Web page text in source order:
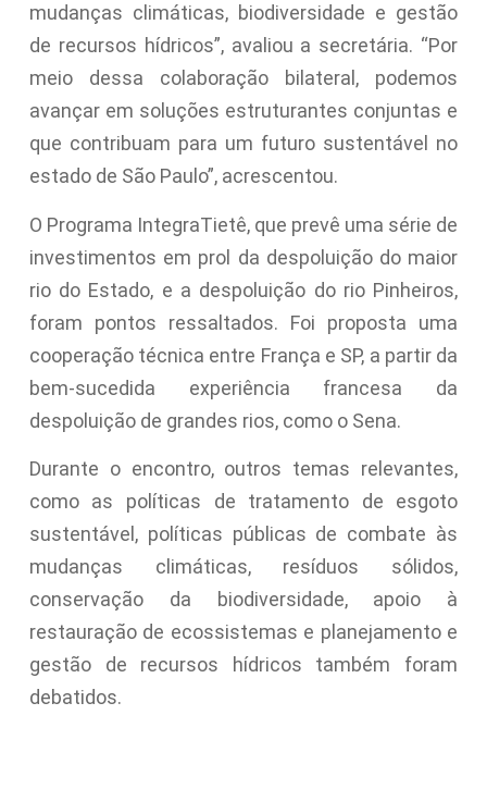
mudanças climáticas, biodiversidade e gestão
de recursos hídricos”, avaliou a secretária. “Por
meio dessa colaboração bilateral, podemos
avançar em soluções estruturantes conjuntas e
que contribuam para um futuro sustentável no
estado de São Paulo”, acrescentou.
O Programa IntegraTietê, que prevê uma série de
investimentos em prol da despoluição do maior
rio do Estado, e a despoluição do rio Pinheiros,
foram pontos ressaltados. Foi proposta uma
cooperação técnica entre França e SP, a partir da
bem-sucedida experiência francesa da
despoluição de grandes rios, como o Sena.
Durante o encontro, outros temas relevantes,
como as políticas de tratamento de esgoto
sustentável, políticas públicas de combate às
mudanças climáticas, resíduos sólidos,
conservação da biodiversidade, apoio à
restauração de ecossistemas e planejamento e
gestão de recursos hídricos também foram
debatidos.